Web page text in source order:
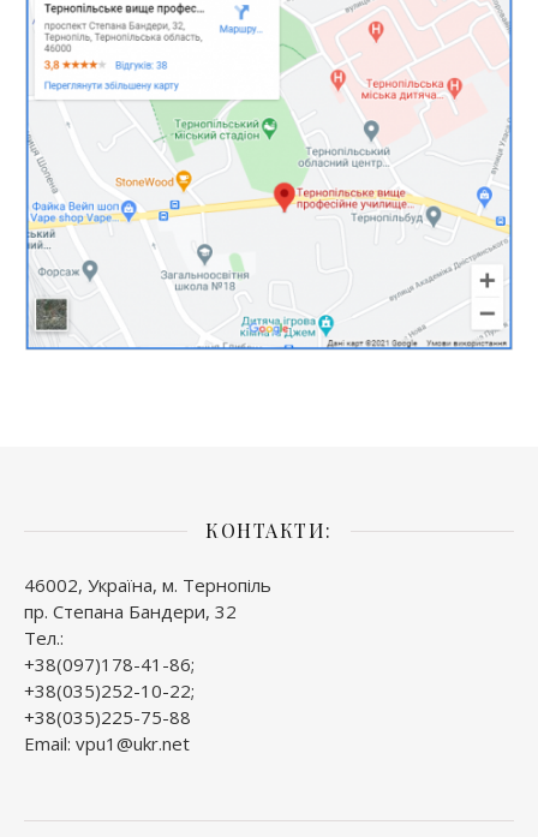
КОНТАКТИ:
46002, Україна, м. Тернопіль
пр. Степана Бандери, 32
Тел.:
+38(097)178-41-86;
+38(035)252-10-22;
+38(035)225-75-88
Email: vpu1@ukr.net